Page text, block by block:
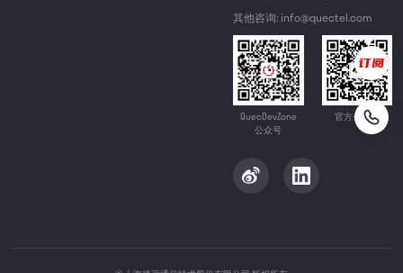
其他咨询: info@quectel.com
QuecDevZone
公众号
官方公众号